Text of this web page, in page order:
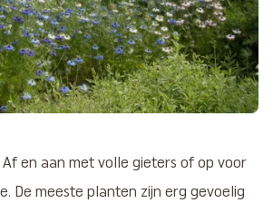
en aan met volle gieters of op voor
De meeste planten zijn erg gevoelig